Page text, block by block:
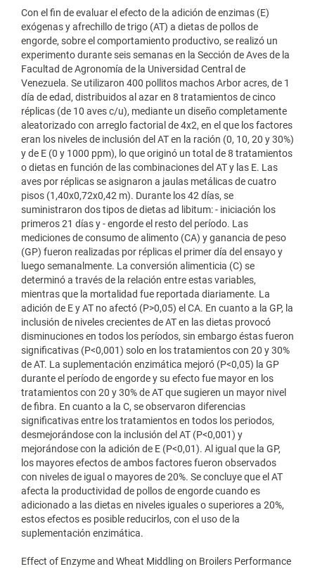
Con el fin de evaluar el efecto de la adición de enzimas (E)
exógenas y afrechillo de trigo (AT) a dietas de pollos de
engorde, sobre el comportamiento productivo, se realizó un
experimento durante seis semanas en la Sección de Aves de la
Facultad de Agronomía de la Universidad Central de
Venezuela. Se utilizaron 400 pollitos machos Arbor acres, de 1
día de edad, distribuidos al azar en 8 tratamientos de cinco
réplicas (de 10 aves c/u), mediante un diseño completamente
aleatorizado con arreglo factorial de 4x2, en el que los factores
eran los niveles de inclusión del AT en la ración (0, 10, 20 y 30%)
y de E (0 y 1000 ppm), lo que originó un total de 8 tratamientos
o dietas en función de las combinaciones del AT y las E. Las
aves por réplicas se asignaron a jaulas metálicas de cuatro
pisos (1,40x0,72x0,42 m). Durante los 42 días, se
suministraron dos tipos de dietas ad libitum: - iniciación los
primeros 21 días y - engorde el resto del período. Las
mediciones de consumo de alimento (CA) y ganancia de peso
(GP) fueron realizadas por réplicas el primer día del ensayo y
luego semanalmente. La conversión alimenticia (C) se
determinó a través de la relación entre estas variables,
mientras que la mortalidad fue reportada diariamente. La
adición de E y AT no afectó (P>0,05) el CA. En cuanto a la GP, la
inclusión de niveles crecientes de AT en las dietas provocó
disminuciones en todos los períodos, sin embargo éstas fueron
significativas (P<0,001) solo en los tratamientos con 20 y 30%
de AT. La suplementación enzimática mejoró (P<0,05) la GP
durante el período de engorde y su efecto fue mayor en los
tratamientos con 20 y 30% de AT que sugieren un mayor nivel
de fibra. En cuanto a la C, se observaron diferencias
significativas entre los tratamientos en todos los periodos,
desmejorándose con la inclusión del AT (P<0,001) y
mejorándose con la adición de E (P<0,01). Al igual que la GP,
los mayores efectos de ambos factores fueron observados
con niveles de igual o mayores de 20%. Se concluye que el AT
afecta la productividad de pollos de engorde cuando es
adicionado a las dietas en niveles iguales o superiores a 20%,
estos efectos es posible reducirlos, con el uso de la
suplementación enzimática.
Effect of Enzyme and Wheat Middling on Broilers Performance